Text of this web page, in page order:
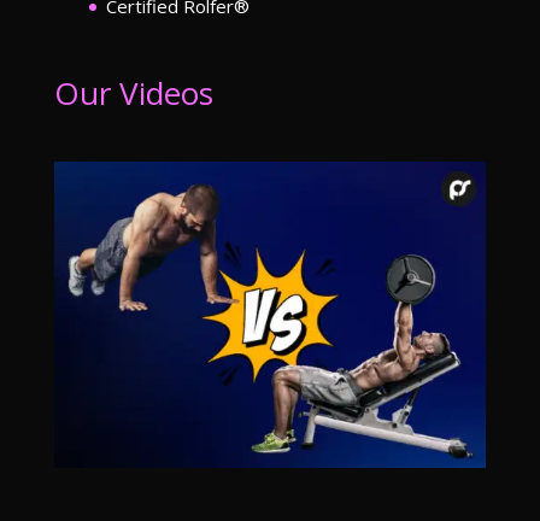
Certified Rolfer®︎
Our Videos